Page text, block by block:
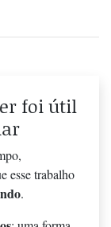
foi útil
esse trabalho
.